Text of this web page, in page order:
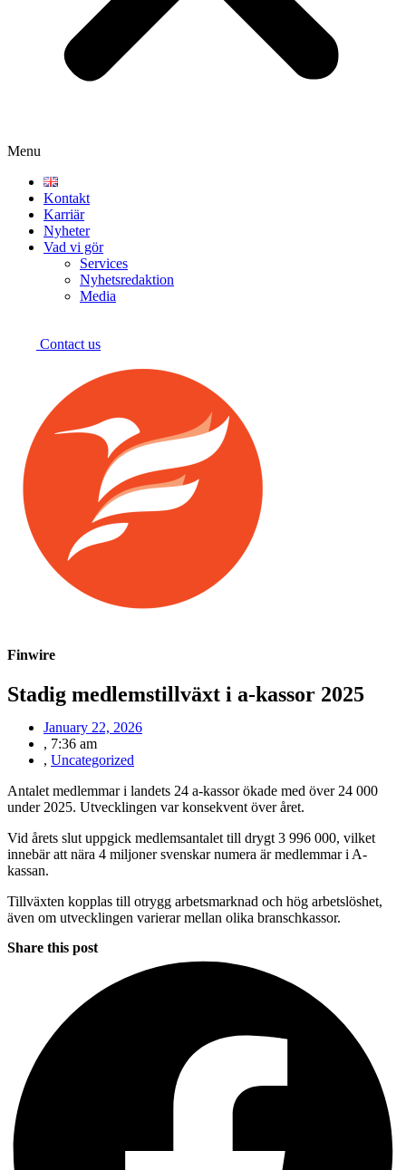
Menu
Kontakt
Karriär
Nyheter
Vad vi gör
Services
Nyhetsredaktion
Media
Contact us
Finwire
Stadig medlemstillväxt i a-kassor 2025
January 22, 2026
, 7:36 am
, Uncategorized
Antalet medlemmar i landets 24 a-kassor ökade med över 24 000
under 2025. Utvecklingen var konsekvent över året.
Vid årets slut uppgick medlemsantalet till drygt 3 996 000, vilket
innebär att nära 4 miljoner svenskar numera är medlemmar i A-
kassan.
Tillväxten kopplas till otrygg arbetsmarknad och hög arbetslöshet,
även om utvecklingen varierar mellan olika branschkassor.
Share this post